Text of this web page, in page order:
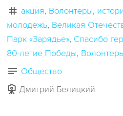
акция Волонтеры
молодежь Великая
Парк «Зарядье» Спасибо
80-летие Победы
Общество
Дмитрий Белицкий